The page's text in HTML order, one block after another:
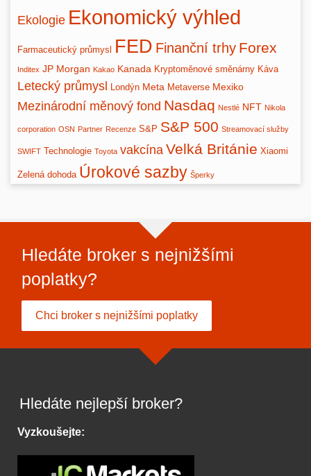
Ekologie Ekonomický výhled
Farmaceutický průmysl FED Finanční trhy Forex
Inditex JP Morgan Kakao Kanada Kryptoměnové směnárny Káva
Letecký průmysl Londýn Meta Metaverse Mexiko
Mezinárodní měnový fond Nasdaq Nestlé NFT Nikola
corporation OSN Partner Recenze S&P S&P 500 Streamovací služby
SWIFT Technologie Toyota vakcína Velká Británie Xiaomi
Zelená dohoda Úrokové sazby Šperky
Hledáte broker s nejnižšími
poplatky?
Chci broker s nejnižšími poplatky
Hledáte nejlepší broker?
Vyzkoušejte: